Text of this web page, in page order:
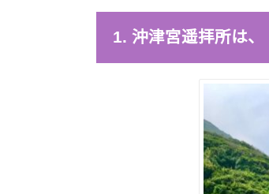
1. 沖津宮遥拝所は